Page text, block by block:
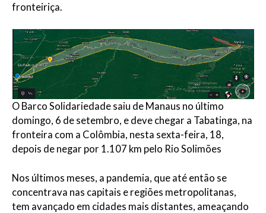
fronteiriça.
O Barco Solidariedade saiu de Manaus no último
domingo, 6 de setembro, e deve chegar a Tabatinga, na
fronteira com a Colômbia, nesta sexta-feira, 18,
depois de negar por 1.107 km pelo Rio Solimões
Nos últimos meses, a pandemia, que até então se
concentrava nas capitais e regiões metropolitanas,
tem avançado em cidades mais distantes, ameaçando